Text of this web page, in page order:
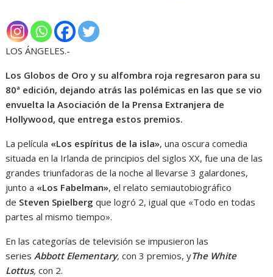
LOS ÁNGELES.-
Los Globos de Oro y su alfombra roja regresaron para su
80ª edición, dejando atrás las polémicas en las que se vio
envuelta la Asociación de la Prensa Extranjera de
Hollywood, que entrega estos premios.
La película «Los espíritus de la isla», una oscura comedia
situada en la Irlanda de principios del siglos XX, fue una de las
grandes triunfadoras de la noche al llevarse 3 galardones,
junto a «Los Fabelman», el relato semiautobiográfico
de Steven Spielberg que logró 2, igual que «Todo en todas
partes al mismo tiempo».
En las categorías de televisión se impusieron las
seriesAbbott Elementary,con 3 premios, yThe White
Lottus,con 2.